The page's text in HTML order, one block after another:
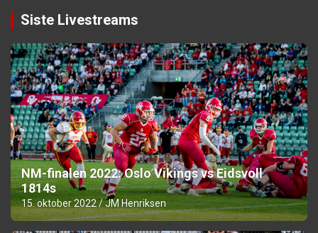
Siste Livestreams
NM-finalen 2022: Oslo Vikings vs Eidsvoll
1814s
15. oktober 2022 JM Henriksen